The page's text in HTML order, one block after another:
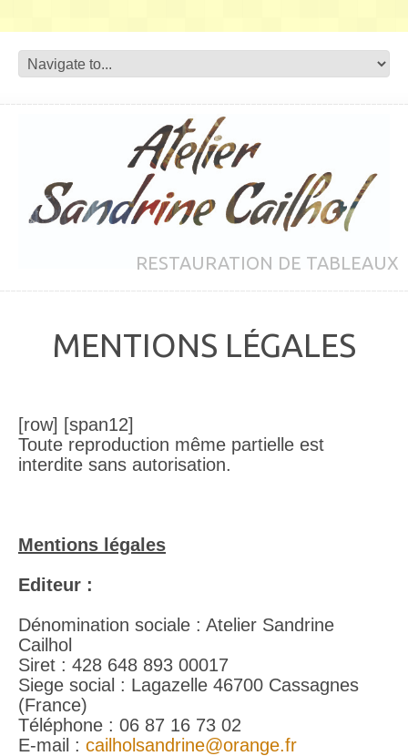
RESTAURATION DE TABLEAUX
MENTIONS LÉGALES
[row] [span12]
Toute reproduction même partielle est
interdite sans autorisation.
Mentions légales
Editeur :
Dénomination sociale : Atelier Sandrine
Cailhol
Siret : 428 648 893 00017
Siege social : Lagazelle 46700 Cassagnes
(France)
Téléphone : 06 87 16 73 02
E-mail : cailholsandrine@orange.fr